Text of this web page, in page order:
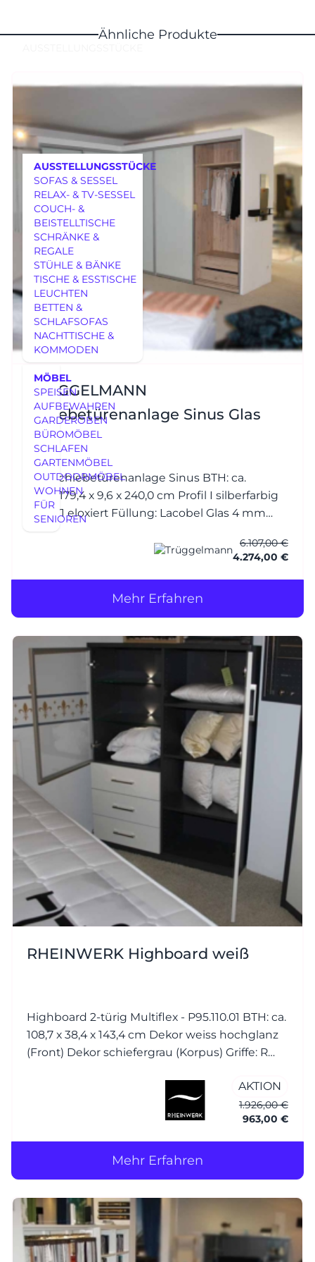
AUSSTELLUNGSSTÜCKE
SOFAS & SESSEL
RELAX- & TV-SESSEL
COUCH- &
BEISTELLTISCHE
SCHRÄNKE &
REGALE
STÜHLE & BÄNKE
TISCHE & ESSTISCHE
LEUCHTEN
BETTEN &
SCHLAFSOFAS
NACHTTISCHE &
KOMMODEN
MÖBEL
MÖBEL
SPEISEN
AUFBEWAHREN
GARDEROBEN
BÜROMÖBEL
SCHLAFEN
GARTENMÖBEL
OUTDOORMÖBEL
WOHNEN
FÜR
SENIOREN
Ähnliche Produkte
TRÜGGELMANN
Schiebetürenanlage Sinus Glas
Eck-Schiebetürenanlage Sinus BTH: ca.
270,0/179,4 x 9,6 x 240,0 cm Profil I silberfarbig
E6/EV1 eloxiert Füllung: Lacobel Glas 4 mm
6.107,00 €
4.274,00 €
Mehr Erfahren
RHEINWERK Highboard weiß
Highboard 2-türig Multiflex - P95.110.01 BTH: ca.
108,7 x 38,4 x 143,4 cm Dekor weiss hochglanz
(Front) Dekor schiefergrau (Korpus) Griffe: R
AKTION
1.926,00 €
963,00 €
Mehr Erfahren